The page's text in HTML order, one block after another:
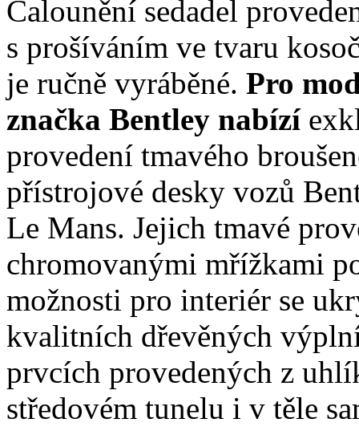
Čalounění sedadel
s prošíváním ve tvaru
je ručně vyráběné. Pro
značka Bentley nabízí
provedení tmavého
přístrojové desky vozů
Le Mans. Jejich tmavé
chromovanými mřížkami
možnosti pro interiér se
kvalitních dřevěných
prvcích provedených z
středovém tunelu i v těle